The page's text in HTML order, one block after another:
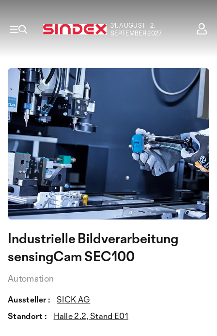
31. AUGUST - 2.
SEPTEMBER 2027
Industrielle Bildverarbeitung
sensingCam SEC100
Automation
Aussteller :
SICK AG
Standort :
Halle 2.2, Stand E01